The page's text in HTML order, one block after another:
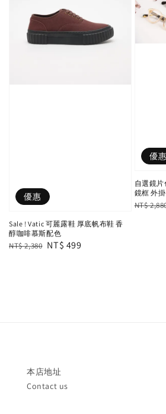
優惠
Sale ! Vatic 可麗露鞋 厚底帆布鞋 香
醇咖啡慕斯配色
Regular
NT$ 2,380 Sale
NT$ 499
優惠
自選鏡
鏡框 外
NT$
本店地址
Contact us